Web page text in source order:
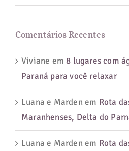
Comentários Recentes
Viviane em 8 lugares com
Paraná para você relaxar
Luana e Marden em Rota
Maranhenses, Delta do
Luana e Marden em Rota